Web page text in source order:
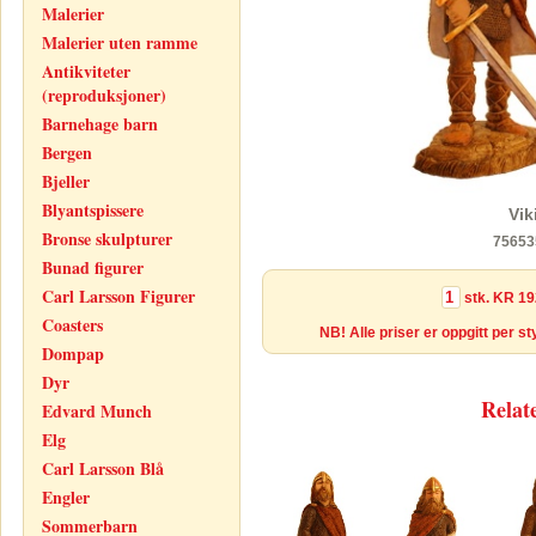
Malerier
Malerier uten ramme
Antikviteter
(reproduksjoner)
Barnehage barn
Bergen
Bjeller
Blyantspissere
Bronse skulpturer
Bunad figurer
Carl Larsson Figurer
Coasters
Dompap
Dyr
Edvard Munch
Elg
Carl Larsson Blå
Engler
Sommerbarn
stk. KR
NB! Alle priser er oppgitt per